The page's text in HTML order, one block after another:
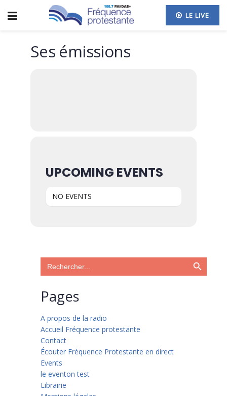
LE LIVE
Ses émissions
UPCOMING EVENTS
NO EVENTS
Search
for:
Search Button
Pages
A propos de la radio
Accueil Fréquence protestante
Contact
Écouter Fréquence Protestante en direct
Events
le eventon test
Librairie